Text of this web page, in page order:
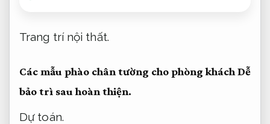
Trang trí nội thất.
Các mẫu phào chân tường cho phòng kháchDễ
bảo trì sau hoàn thiện.
Dự toán.